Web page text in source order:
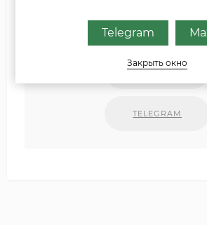
INFO@ZIPKOTLY.RU
MAX
TELEGRAM
Telegram
Закрыть окно